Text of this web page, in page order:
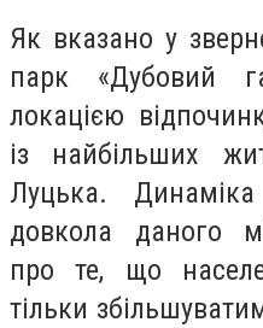
Як вказано у
парк «Дубовий
локацією
із найбільших
Луцька.
довкола даного
про те, що
тільки